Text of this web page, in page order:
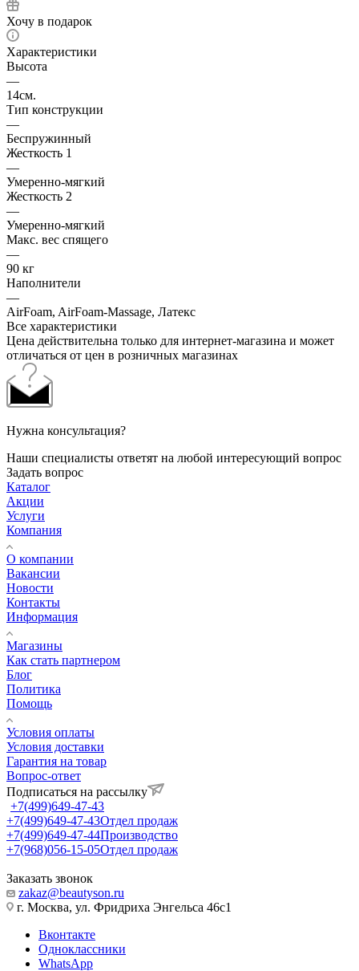
Хочу в подарок
Характеристики
Высота
—
14см.
Тип конструкции
—
Беспружинный
Жесткость 1
—
Умеренно-мягкий
Жесткость 2
—
Умеренно-мягкий
Макс. вес спящего
—
90 кг
Наполнители
—
AirFoam, AirFoam-Massage, Латекс
Все характеристики
Цена действительна только для интернет-магазина и может
отличаться от цен в розничных магазинах
Нужна консультация?
Наши специалисты ответят на любой интересующий вопрос
Задать вопрос
Каталог
Акции
Услуги
Компания
О компании
Вакансии
Новости
Контакты
Информация
Магазины
Как стать партнером
Блог
Политика
Помощь
Условия оплаты
Условия доставки
Гарантия на товар
Вопрос-ответ
Подписаться на рассылку
+7(499)649-47-43
+7(499)649-47-43Отдел продаж
+7(499)649-47-44Производство
+7(968)056-15-05Отдел продаж
Заказать звонок
zakaz@beautyson.ru
г. Москва, ул. Фридриха Энгельса 46с1
Вконтакте
Одноклассники
WhatsApp